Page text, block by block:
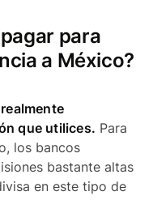
para
a México?
que utilices. Para
los bancos
bastante altas
en este tipo de